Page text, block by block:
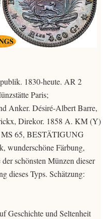
1830-heute. AR 2
Paris;
Anker. Désiré-Albert Barre,
Direkor. 1858 A. KM (Y)
MS 65, BESTÄTIGUNG
wunderschöne Färbung,
schönsten Münzen dieser
dieses Typs. Schätzung:
Geschichte und Seltenheit